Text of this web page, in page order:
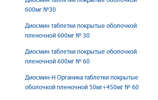
600мг №30
Диосмин таблетки покрытые оболочкой
пленочной 600мг № 30
Диосмин таблетки покрытые оболочкой
пленочной 600мг № 60
Диосмин-Н Органика таблетки покрытые
оболочкой пленочной 50мг+450мг № 60